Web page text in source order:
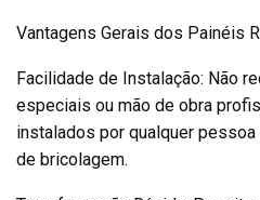
Vantagens Gerais dos Painéis
Facilidade de Instalação: Não
especiais ou mão de obra
instalados por qualquer
de bricolagem.